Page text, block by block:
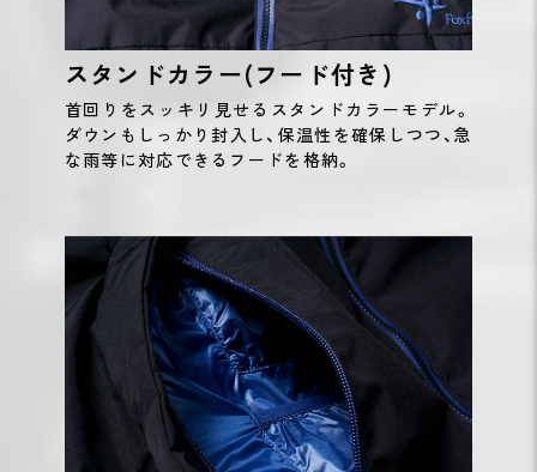
スタンドカラー(フード付き)
首回りをスッキリ見せるスタンドカラーモデル。
ダウンもしっかり封入し、保温性を確保しつつ、急
な雨等に対応できるフードを格納。